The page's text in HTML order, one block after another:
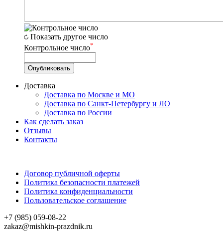
Показать другое число
Контрольное число*
Доставка
Доставка по Москве и МО
Доставка по Санкт-Петербургу и ЛО
Доставка по России
Как сделать заказ
Отзывы
Контакты
Договор публичной оферты
Политика безопасности платежей
Политика конфиденциальности
Пользовательское соглашение
+7 (985) 059-08-22
zakaz@mishkin-prazdnik.ru